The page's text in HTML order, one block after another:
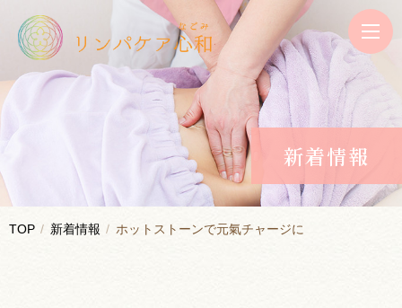
新着情報
TOP 新着情報 ホットストーンで元氣チャージに